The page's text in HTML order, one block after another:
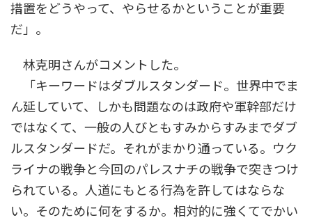
措置をどうやって、やらせるかということが重要
だ」。
林克明さんがコメントした。
「キーワードはダブルスタンダード。世界中でま
ん延していて、しかも問題なのは政府や軍幹部だけ
ではなくて、一般の人びともすみからすみまでダブ
ルスタンダードだ。それがまかり通っている。ウク
ライナの戦争と今回のパレスナチの戦争で突きつけ
られている。人道にもとる行為を許してはならな
い。そのために何をするか。相対的に強くてでかい